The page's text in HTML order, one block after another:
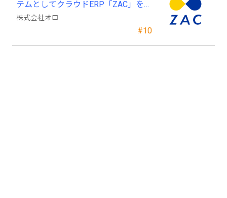
#10
テムとしてクラウドERP「ZAC」を採
用
株式会社オロ